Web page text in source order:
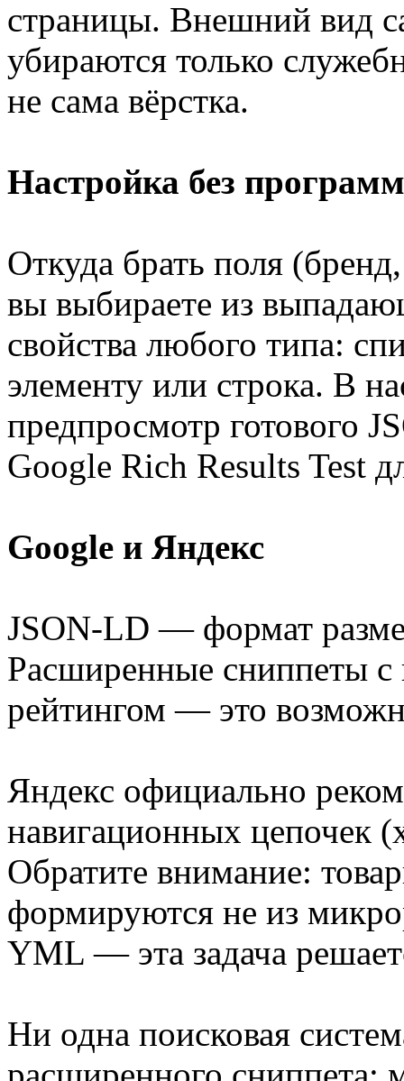
страницы. Внешний вид
убираются только
не сама вёрстка.
Настройка без
Откуда брать поля
вы выбираете из
свойства любого типа:
элементу или строка. В
предпросмотр готового
Google Rich Results Test
Google и Яндекс
JSON-LD — формат
Расширенные сниппеты с
рейтингом — это
Яндекс официально
навигационных цепочек
Обратите внимание:
формируются не из
YML — эта задача
Ни одна поисковая